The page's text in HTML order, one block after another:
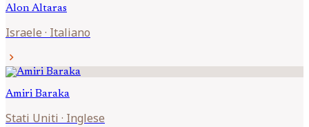
AlonAltaras
Israele · Italiano
chevron_right
Amiri Baraka
Stati Uniti · Inglese